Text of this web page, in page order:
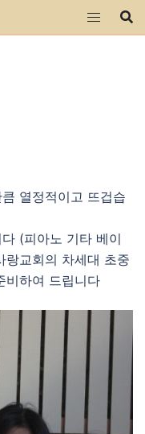
열정적이고 뜨겁습
(피아노 기타 베이
랑교회의 차세대 초중
비하여 드립니다